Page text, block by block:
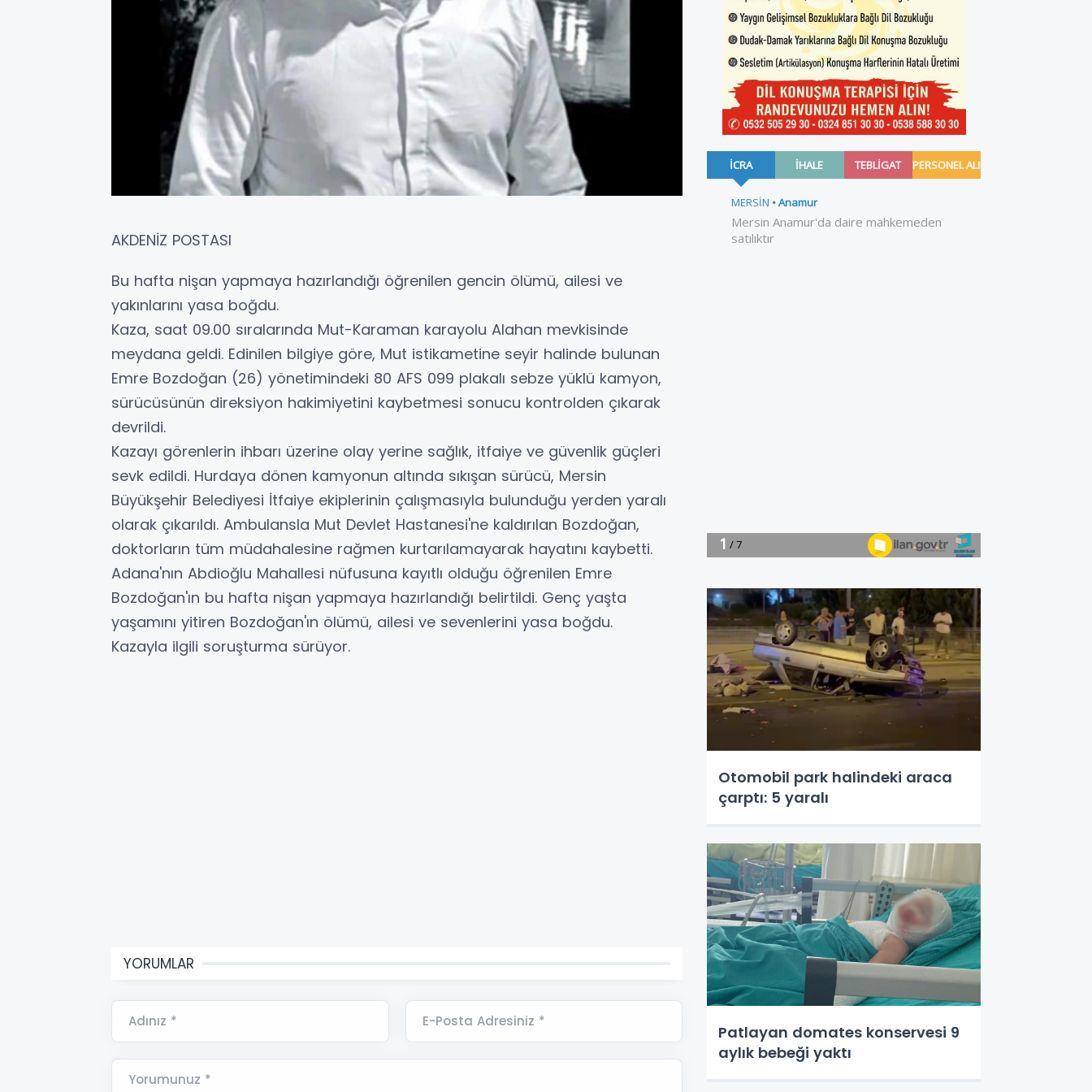
AKDENİZ POSTASI
Bu hafta nişan yapmaya hazırlandığı öğrenilen gencin ölümü, ailesi ve
yakınlarını yasa boğdu.
Kaza, saat 09.00 sıralarında Mut-Karaman karayolu Alahan mevkisinde
meydana geldi. Edinilen bilgiye göre, Mut istikametine seyir halinde bulunan
Emre Bozdoğan (26) yönetimindeki 80 AFS 099 plakalı sebze yüklü kamyon,
sürücüsünün direksiyon hakimiyetini kaybetmesi sonucu kontrolden çıkarak
devrildi.
Kazayı görenlerin ihbarı üzerine olay yerine sağlık, itfaiye ve güvenlik güçleri
sevk edildi. Hurdaya dönen kamyonun altında sıkışan sürücü, Mersin
Büyükşehir Belediyesi İtfaiye ekiplerinin çalışmasıyla bulunduğu yerden yaralı
olarak çıkarıldı. Ambulansla Mut Devlet Hastanesi'ne kaldırılan Bozdoğan,
doktorların tüm müdahalesine rağmen kurtarılamayarak hayatını kaybetti.
Adana'nın Abdioğlu Mahallesi nüfusuna kayıtlı olduğu öğrenilen Emre
Bozdoğan'ın bu hafta nişan yapmaya hazırlandığı belirtildi. Genç yaşta
yaşamını yitiren Bozdoğan'ın ölümü, ailesi ve sevenlerini yasa boğdu.
Kazayla ilgili soruşturma sürüyor.
YORUMLAR
Adınız * E-Posta Adresiniz *
Yorumunuz *
Otomobil park halindeki araca
çarptı: 5 yaralı
Patlayan domates konservesi 9
aylık bebeği yaktı